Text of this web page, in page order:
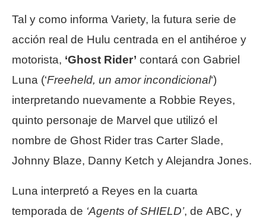
Tal y como informa Variety, la futura serie de
acción real de Hulu centrada en el antihéroe y
motorista, ‘Ghost Rider’ contará con Gabriel
Luna (‘Freeheld, un amor incondicional‘)
interpretando nuevamente a Robbie Reyes,
quinto personaje de Marvel que utilizó el
nombre de Ghost Rider tras Carter Slade,
Johnny Blaze, Danny Ketch y Alejandra Jones.
Luna interpretó a Reyes en la cuarta
temporada de ‘Agents of SHIELD’, de ABC, y